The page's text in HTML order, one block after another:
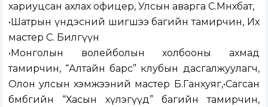
хариуцсан ахлах офицер, Улсын аварга С.Мөнхбат,
•Шатрын үндэсний шигшээ багийн тамирчин, Их
мастер С. Билгүүн
•Монголын волейболын холбооны ахмад
тамирчин, “Алтайн барс” клубын дасгалжуулагч,
Олон улсын хэмжээний мастер Б.Ганхуяг,•Сагсан
бөмбөгийн “Хасын хүлэгүүд” багийн тамирчин,